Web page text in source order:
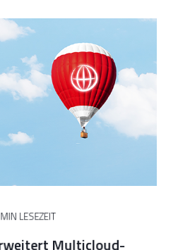
LESEZEIT
Multicloud-